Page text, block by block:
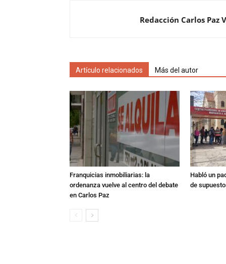
Redacción Carlos Paz
Artículo relacionados Más del autor
Franquicias inmobiliarias: la
ordenanza vuelve al centro del debate
en Carlos Paz
Habló un
de